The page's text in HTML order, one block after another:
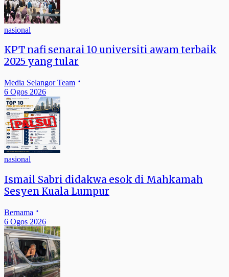
nasional
KPT nafi senarai 10 universiti awam terbaik
2025 yang tular
Media Selangor Team
6 Ogos 2026
nasional
Ismail Sabri didakwa esok di Mahkamah
Sesyen Kuala Lumpur
Bernama
6 Ogos 2026